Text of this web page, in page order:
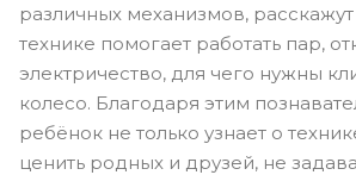
различных механизмов,
технике помогает работать пар,
электричество, для чего нужны
колесо. Благодаря этим
ребёнок не только узнает о
ценить родных и друзей, не